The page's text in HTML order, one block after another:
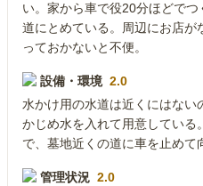
い。家から車で役20分ほどで
道にとめている。周辺にお店が
っておかないと不便。
設備・環境 2.0
水かけ用の水道は近くにはない
かじめ水を入れて用意してい
で、墓地近くの道に車を止めて
管理状況 2.0